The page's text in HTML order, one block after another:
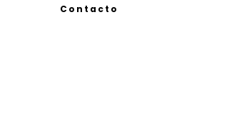
Contacto